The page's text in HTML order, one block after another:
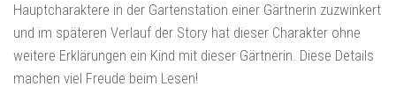
Hauptcharaktere in der Gartenstation einer Gärtnerin zuzwinkert
und im späteren Verlauf der Story hat dieser Charakter ohne
weitere Erklärungen ein Kind mit dieser Gärtnerin. Diese Details
machen viel Freude beim Lesen!